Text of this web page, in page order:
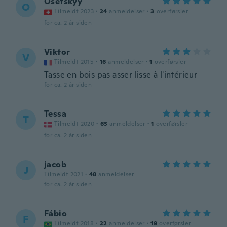
O Tilmeldt 2023 · 24 anmeldelser · 3 overførsler
for ca. 2 år siden
V Viktor
Tilmeldt 2015 · 16 anmeldelser · 1 overførsler
Tasse en bois pas asser lisse à l'intérieur
for ca. 2 år siden
T Tessa
Tilmeldt 2020 · 63 anmeldelser · 1 overførsler
for ca. 2 år siden
J jacob
Tilmeldt 2021 · 48 anmeldelser
for ca. 2 år siden
F Fábio
Tilmeldt 2018 · 22 anmeldelser · 19 overførsler